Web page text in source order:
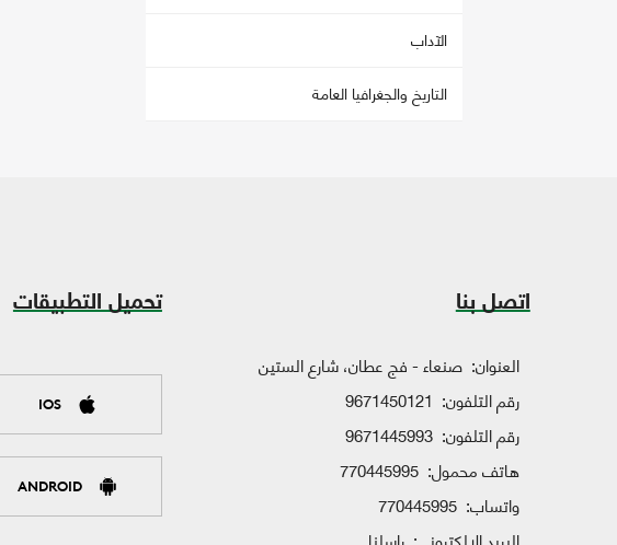
الآداب
التاريخ والجغرافيا العامة
اتصل بنا
العنوان: صنعاء - فج عطان، شارع الستين
رقم التلفون: 9671450121
رقم التلفون: 9671445993
هاتف محمول: 770445995
واتساب: 770445995
تحميل التطبيقات
IOS
ANDROID